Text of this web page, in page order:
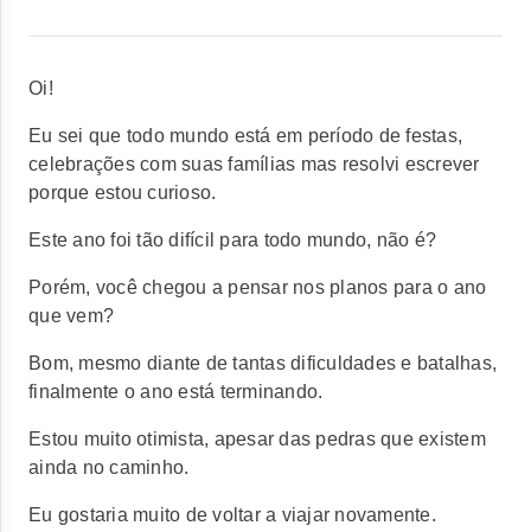
Oi!
Eu sei que todo mundo está em período de festas,
celebrações com suas famílias mas resolvi escrever
porque estou curioso.
Este ano foi tão difícil para todo mundo, não é?
Porém, você chegou a pensar nos planos para o ano
que vem?
Bom, mesmo diante de tantas dificuldades e batalhas,
finalmente o ano está terminando.
Estou muito otimista, apesar das pedras que existem
ainda no caminho.
Eu gostaria muito de voltar a viajar novamente.